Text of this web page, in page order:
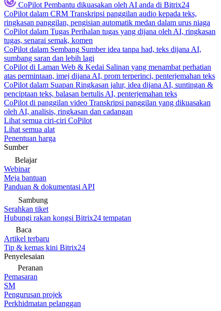
CoPilot Pembantu dikuasakan oleh AI anda di Bitrix24
CoPilot dalam CRM Transkripsi panggilan audio kepada teks,
ringkasan panggilan, pengisian automatik medan dalam urus niaga
CoPilot dalam Tugas Perihalan tugas yang dijana oleh AI, ringkasan
tugas, senarai semak, komen
CoPilot dalam Sembang Sumber idea tanpa had, teks dijana AI,
sumbang saran dan lebih lagi
CoPilot di Laman Web & Kedai Salinan yang menambat perhatian
atas permintaan, imej dijana AI, prom terperinci, penterjemahan teks
CoPilot dalam Suapan Ringkasan jalur, idea dijana AI, suntingan &
penciptaan teks, balasan bertulis AI, penterjemahan teks
CoPilot di panggilan video Transkripsi panggilan yang dikuasakan
oleh AI, analisis, ringkasan dan cadangan
Lihat semua ciri-ciri CoPilot
Lihat semua alat
Penentuan harga
Sumber
Belajar
Webinar
Meja bantuan
Panduan & dokumentasi API
Sambung
Serahkan tiket
Hubungi rakan kongsi Bitrix24 tempatan
Baca
Artikel terbaru
Tip & kemas kini Bitrix24
Penyelesaian
Peranan
Pemasaran
SM
Pengurusan projek
Perkhidmatan pelanggan